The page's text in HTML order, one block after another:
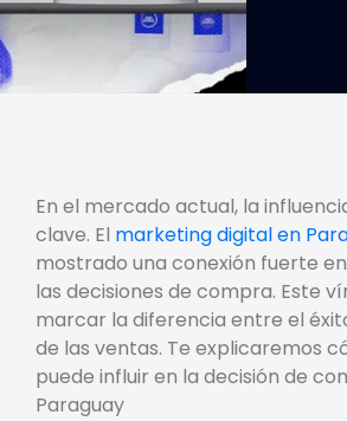
En el mercado actual, la
clave. El marketing digital en
mostrado una conexión fuerte
las decisiones de compra. Este
marcar la diferencia entre el
de las ventas. Te explicaremos
puede influir en la decisión de
Paraguay